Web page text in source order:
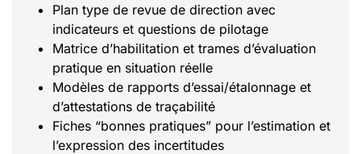
Plan type de revue de direction avec
indicateurs et questions de pilotage
Matrice d’habilitation et trames d’évaluation
pratique en situation réelle
Modèles de rapports d’essai/étalonnage et
d’attestations de traçabilité
Fiches “bonnes pratiques” pour l’estimation et
l’expression des incertitudes